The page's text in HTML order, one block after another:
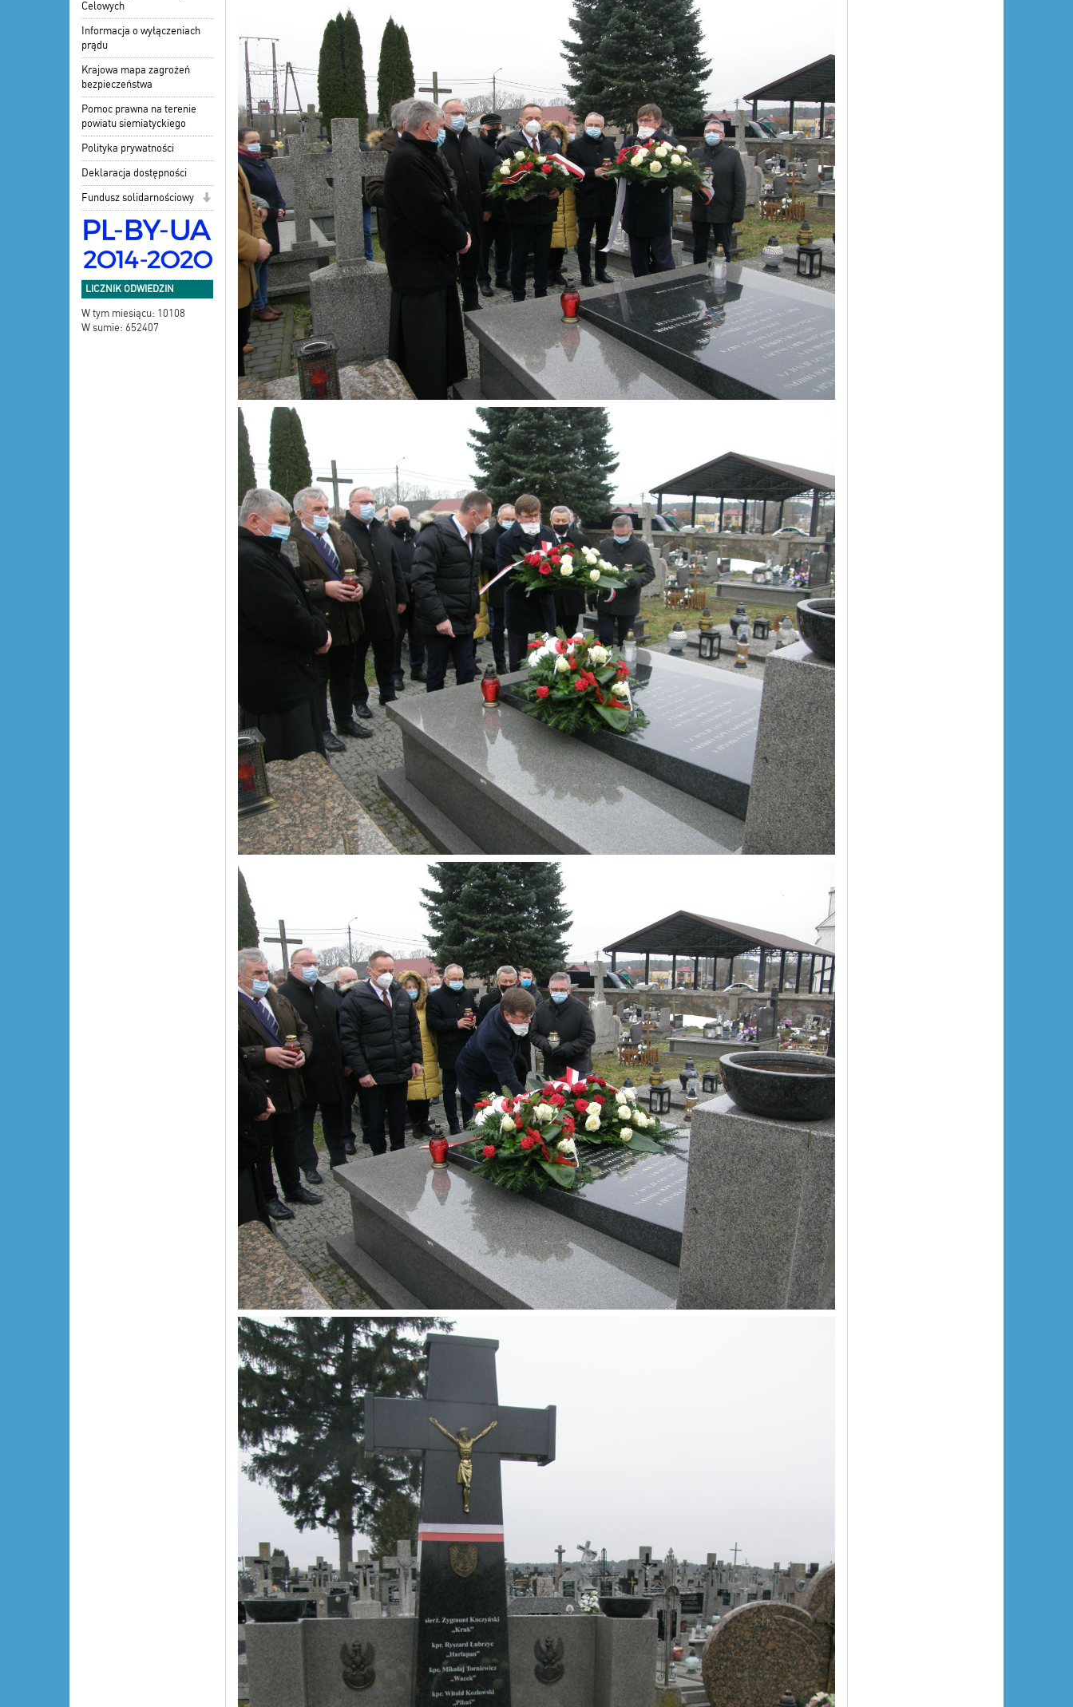
Celowych
Informacja o wyłączeniach
prądu
Krajowa mapa zagrożeń
bezpieczeństwa
Pomoc prawna na terenie
powiatu siemiatyckiego
Polityka prywatności
Deklaracja dostępności
Fundusz solidarnościowy
LICZNIK ODWIEDZIN
W tym miesiącu: 10108
W sumie: 652407